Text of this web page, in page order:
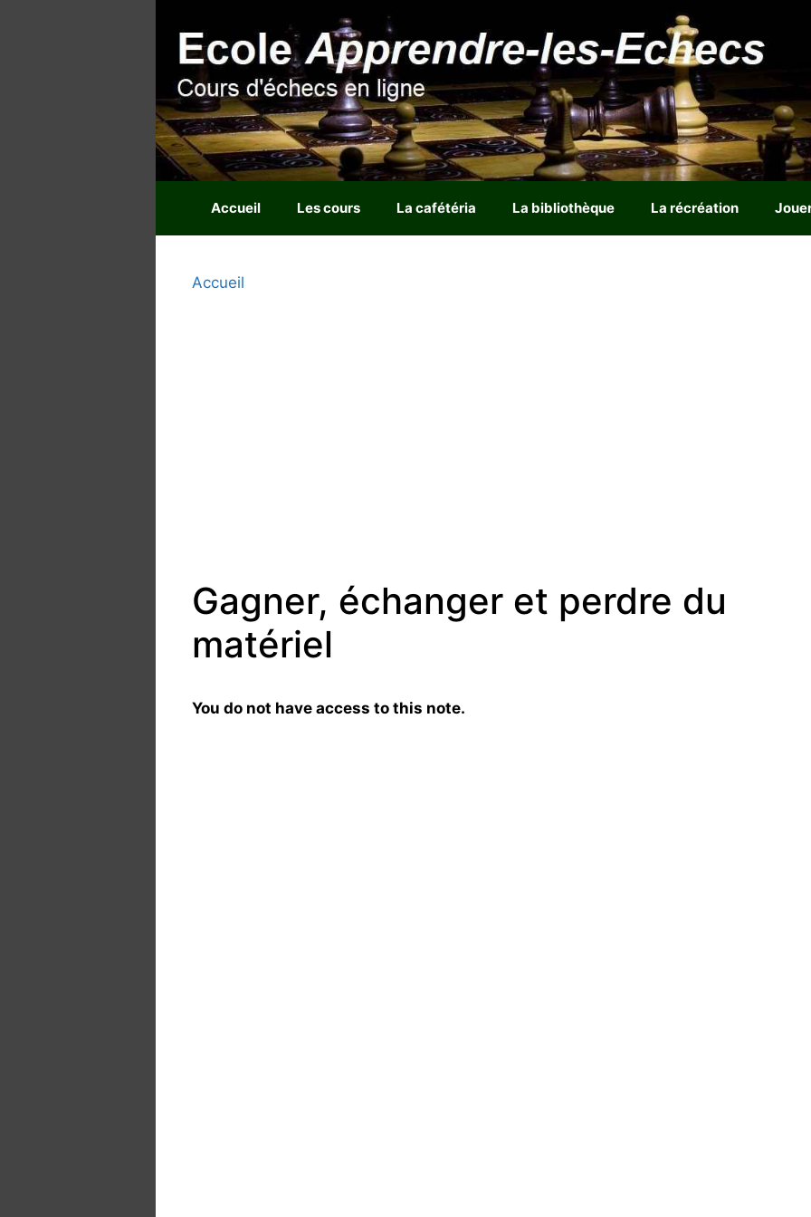
Accueil Les cours La cafétéria La bibliothèque La récréation
Accueil
Gagner, échanger et perdre du
matériel
You do not have access to this note.